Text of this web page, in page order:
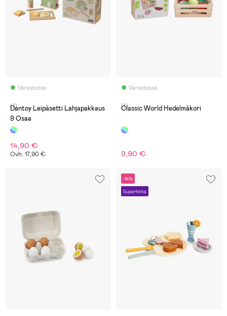
Varastossa
(1)
Dantoy Leipäsetti Lahjapakkaus
9 Osaa
14,90 €
Ovh: 17,90 €
Varastossa
(1)
Classic World Hedelmäkori
9,90 €
-14%
Superhinta